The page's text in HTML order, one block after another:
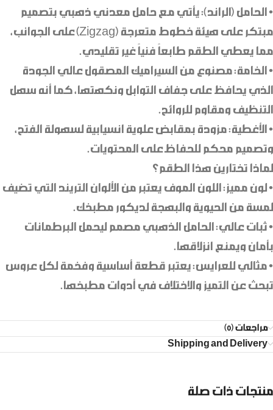
• الحامل (الراند): يأتي مع حامل معدني ذهبي بتصميم
مبتكر على هيئة خطوط متعرجة (Zigzag) على الجوانب،
مما يعطي الطقم طابعاً فنياً غير تقليدي.
• الخامة: مصنوع من السيراميك المصقول عالي الجودة
الذي يحافظ على جفاف التوابل ونكهتها، كما أنه سهل
التنظيف ومقاوم للروائح.
• الأغطية: مزودة بمقابض علوية انسيابية لسهولة الفتح،
وتصميم محكم للحفاظ على المحتويات.
لماذا تختارين هذا الطقم؟
• لون مميز: اللون الموف يعتبر من الألوان التريند التي تضيف
لمسة من الحيوية والبهجة لديكور مطبخك.
• ثبات عالي: الحامل الذهبي مصمم ليحمل البرطمانات
بأمان ويمنع انزلاقها.
• مثالي للعرايس: يعتبر قطعة أساسية وفخمة لكل عروس
تبحث عن التميز والاختلاف في أدوات مطبخها.
مراجعات (0)
Shipping and Delivery
منتجات ذات صلة